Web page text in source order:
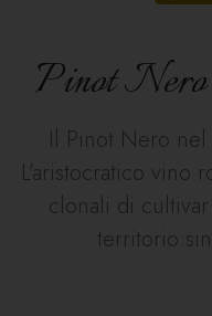
Pinot
Il Pinot Nero
L’aristocratico vino
clonali di
territorio